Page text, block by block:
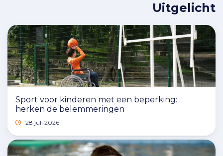
Uitgelicht
Sport voor kinderen met een beperking:
herken de belemmeringen
28 juli 2026